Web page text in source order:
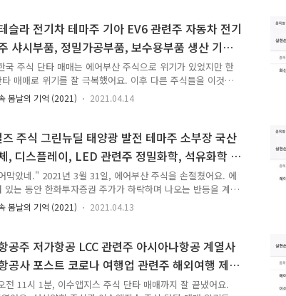
을 잘 안 하려고 하는 편이에요. 그렇지만 다시 한 번 마지
었어요. 위기를 극복해낸 후 잘 풀어가고 있었어요. 어디까
지 스스로 테스트해보고 싶었어요. 분명히 언젠가 큰 위기
스로 잘 알고 있었어요. 돈 욕심을 내지 않아야 돈을 벌 ..
슬라 전기차 테마주 기아 EV6 관련주 자동차 전기
샤시부품, 정밀가공부품, 보수용부품 생산 기업
련주 2021년 3월 31일 단타 매매 성공
국 주식 단타 매매는 에어부산 주식으로 위기가 있었지만 한
매매로 위기를 잘 극복했어요. 이후 다른 주식들을 이것
승리를 쌓아갔어요. 에어부산 주식에서 망할 뻔 했지만 위
시 자신감이 생겼어요. 레이크머티리얼즈 주식에서 먹고 나
말고 알 바 아니었어요. 모든 정신이 다 한국 주식 단타 매
요. 오직 그것만 생각하고 있었어요. 몸도 한국 주식 단타 매
. 눈에 불빛이 켜졌어요. 먹잇감을 찾아 헤메는 세렝게티 초
가 먹을 자리가 있는 급등주를 찾기 시작했어요. 어서 빨리
봄날의 기억 (2021) 2021.04.14
주식 그린뉴딜 태양광 발전 테마주 소부장 국산
, 디스플레이, LED 관련주 정밀화학, 석유화학 촉
련주 2021년 3월 31일 단타 매매 성공
막았네." 2021년 3월 31일, 에어부산 주식을 손절쳤어요. 에
있는 동안 한화투자증권 주가가 하락하며 나오는 반등을 계
쳐서 에어부산 주식 손절에서 발생한 손실을 전부 메꿨어
한화투자증권 주식으로 단타 매매 한 판 더 해서 약간의 수
한화투자증권 주식 단타로 어느 정도는 그래도 다시 되찾
증권 주식 단타 매매로 에어부산 주식 손실도 메꾸고 전날 한
피해도 약간은 만회했기 때문에 이 정도면 괜찮았어요. 한
는 손실이 발생한 상태였지만 한화투자증권우 주식에서 충
봄날의 기억 (2021) 2021.04.13
공주 저가항공 LCC 관련주 아시아나항공 계열사
공사 포스트 코로나 여행업 관련주 해외여행 제주
년 3월 31일 단타 매매 실패
전 11시 1분, 이수앱지스 주식 단타 매매까지 잘 끝냈어요.